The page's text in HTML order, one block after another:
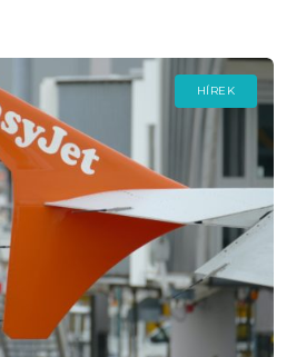
HÍREK